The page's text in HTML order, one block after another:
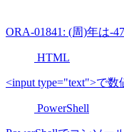
ORA-01841: (周)年は-
HTML
<input type="text">で
PowerShell